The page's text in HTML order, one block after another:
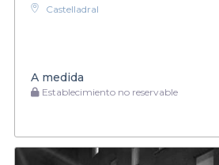
Castelladral
A medida
Establecimiento no reservable